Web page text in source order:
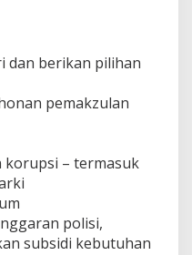
dan berikan pilihan
pemakzulan
korupsi – termasuk
polisi,
subsidi kebutuhan